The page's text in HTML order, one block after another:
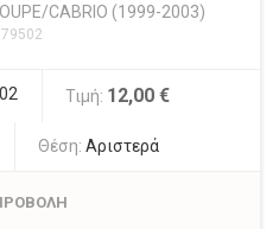
CABRIO (1999-2003)
Τιμή: 12,00 €
Θέση:Αριστερά